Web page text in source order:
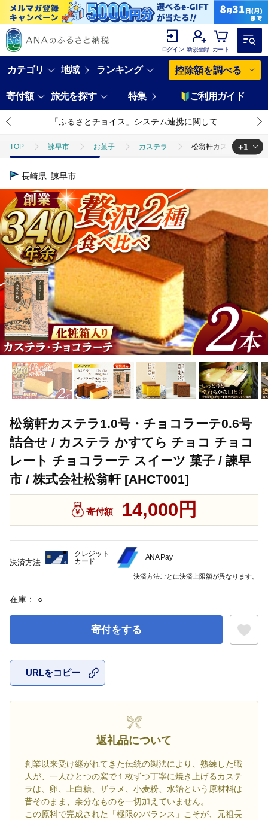
ログイン 新規登録 カート
カテゴリ 地域 ランキング 控除額を調べる
寄付額 旅先を探す 特集 ご利用ガイド
「ふるさとチョイス」システム連携に関して
TOP 諫早市 お菓子 カステラ 松翁軒カステラ1.0号
TOP
+1
長崎県 諫早市
松翁軒カステラ1.0号・チョコラーテ0.6号
詰合せ / カステラ かすてら チョコ チョコ
レート チョコラーテ スイーツ 菓子 / 諫早
市 / 株式会社松翁軒 [AHCT001]
寄付額 14,000円
在庫： ○
寄付をする
URLをコピー
返礼品について
創業以来受け継がれてきた伝統の製法により、熟練した職
人が、一人ひとつの窯で１枚ずつ丁寧に焼き上げるカステ
ラは、卵、上白糖、ザラメ、小麦粉、水飴という原材料は
昔そのまま、余分なものを一切加えていません。
この原料で完成された「極限のバランス」こそが、元祖長
決済方法
クレジット
カード
ANA Pay
決済方法ごとに決済上限額が異なります。